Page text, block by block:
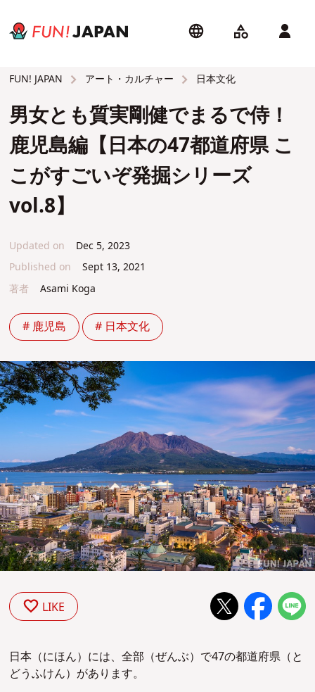
FUN! JAPAN アート・カルチャー 日本文化
男女とも質実剛健でまるで侍！
鹿児島編【日本の47都道府県 こ
こがすごいぞ発掘シリーズ
vol.8】
Updated on
Dec 5, 2023
Published on
Sept 13, 2021
著者
Asami Koga
# 鹿児島 # 日本文化
LIKE
日本（にほん）には、全部（ぜんぶ）で47の都道府県（と
どうふけん）があります。